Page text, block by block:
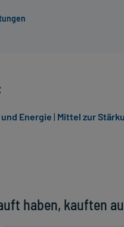
haben, kauften
Energie | Mittel zur